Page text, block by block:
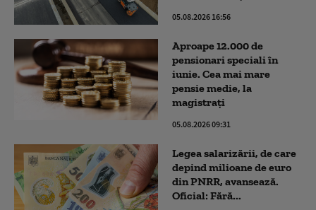
05.08.2026 16:56
Aproape 12.000 de
pensionari speciali în
iunie. Cea mai mare
pensie medie, la
magistrați
05.08.2026 09:31
Legea salarizării, de care
depind milioane de euro
din PNRR, avansează.
Oficial: Fără...